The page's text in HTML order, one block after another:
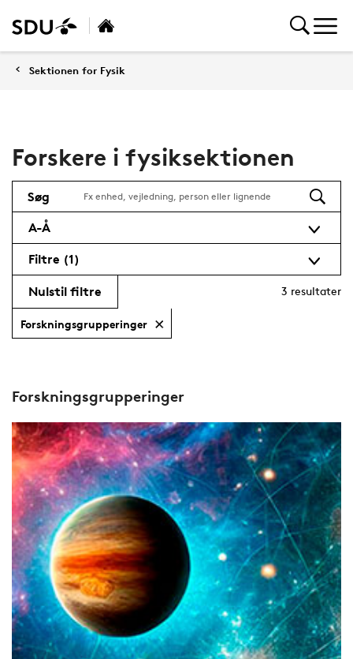
Sektionen for Fysik
Forskere i fysiksektionen
Filtre (1)
A-Å
Søg
3 resultater
Nulstil filtre
Forskningsgrupperinger
Forskningsgrupperinger